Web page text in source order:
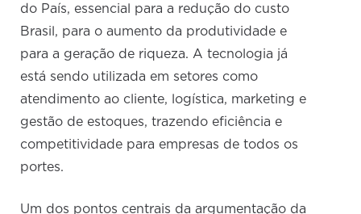
do País, essencial para a redução do custo
Brasil, para o aumento da produtividade e
para a geração de riqueza. A tecnologia já
está sendo utilizada em setores como
atendimento ao cliente, logística, marketing e
gestão de estoques, trazendo eficiência e
competitividade para empresas de todos os
portes.
Um dos pontos centrais da argumentação da